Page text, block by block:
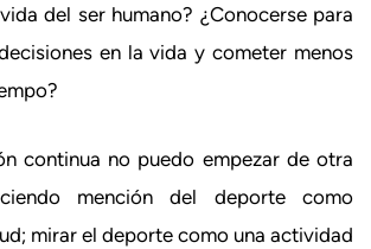
del ser humano? ¿Conocerse para
en la vida y cometer menos
continua no puedo empezar de otra
mención del deporte como
mirar el deporte como una actividad